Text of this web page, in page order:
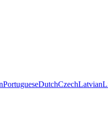
PortugueseDutchCzechLatvian